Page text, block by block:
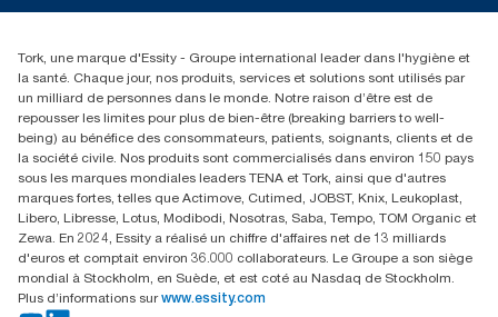
Reclamation pour distributeurs
+41 (0)848/810152
Essity Switzerland AG
Parkstraße 1b
6214 Schenkon
Lundi-jeudi 8:00-16:30 | Vendredi 8:00-15:00
GLN: 7609999000928
Tork, une marque d'Essity - Groupe international leader dans l'hygiène et
la santé. Chaque jour, nos produits, services et solutions sont utilisés par
un milliard de personnes dans le monde. Notre raison d’être est de
repousser les limites pour plus de bien-être (breaking barriers to well-
being) au bénéfice des consommateurs, patients, soignants, clients et de
la société civile. Nos produits sont commercialisés dans environ 150 pays
sous les marques mondiales leaders TENA et Tork, ainsi que d'autres
marques fortes, telles que Actimove, Cutimed, JOBST, Knix, Leukoplast,
Libero, Libresse, Lotus, Modibodi, Nosotras, Saba, Tempo, TOM Organic et
Zewa. En 2024, Essity a réalisé un chiffre d'affaires net de 13 milliards
d'euros et comptait environ 36.000 collaborateurs. Le Groupe a son siège
mondial à Stockholm, en Suède, et est coté au Nasdaq de Stockholm.
Plus d’informations sur www.essity.com